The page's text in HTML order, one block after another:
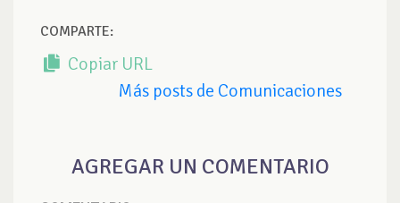
COMPARTE:
Copiar URL
Más posts de Comunicaciones
AGREGAR UN COMENTARIO